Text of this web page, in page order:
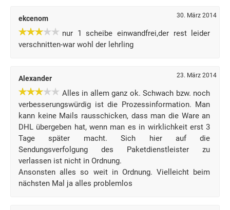
ekcenom 30. März 2014
nur 1 scheibe einwandfrei,der rest leider
verschnitten-war wohl der lehrling
Alexander 23. März 2014
Alles in allem ganz ok. Schwach bzw. noch
verbesserungswürdig ist die Prozessinformation. Man
kann keine Mails rausschicken, dass man die Ware an
DHL übergeben hat, wenn man es in wirklichkeit erst 3
Tage später macht. Sich hier auf die
Sendungsverfolgung des Paketdienstleister zu
verlassen ist nicht in Ordnung.
Ansonsten alles so weit in Ordnung. Vielleicht beim
nächsten Mal ja alles problemlos